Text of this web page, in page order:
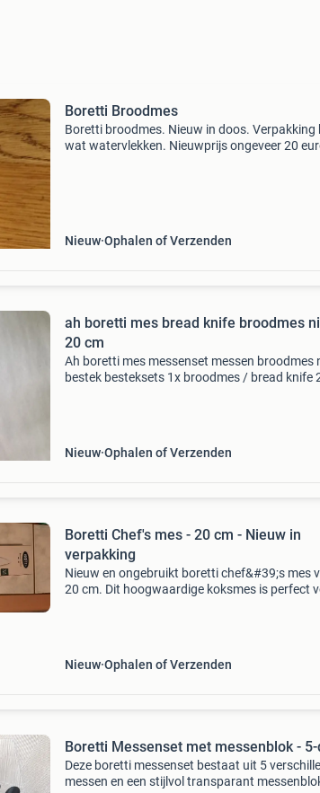
Boretti Broodmes
Boretti broodmes. Nieuw in doos. Verpakking
wat watervlekken. Nieuwprijs ongeveer 20
Nieuw Ophalen of Verzenden
ah boretti mes bread knife broodmes
20 cm
Ah boretti mes messenset messen broodmes
bestek besteksets 1x broodmes / bread knife
Nieuw Ophalen of Verzenden
Boretti Chef's mes - 20 cm - Nieuw in
verpakking
Nieuw en ongebruikt boretti chef&#39;s mes
20 cm. Dit hoogwaardige koksmes is perfect
Nieuw Ophalen of Verzenden
Boretti Messenset met messenblok -
Deze boretti messenset bestaat uit 5
messen en een stijlvol transparant